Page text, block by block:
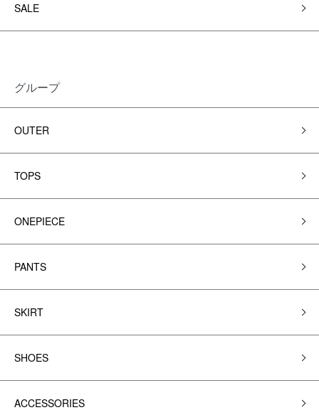
SALE
グループ
OUTER
TOPS
ONEPIECE
PANTS
SKIRT
SHOES
ACCESSORIES